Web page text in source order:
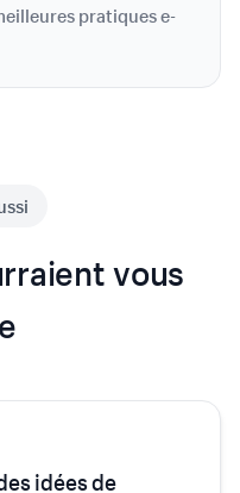
pratiques e-
vous
idées de